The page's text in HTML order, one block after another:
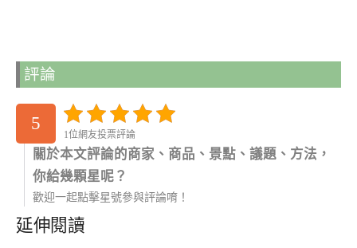
評論
5
1位網友投票評論
關於本文評論的商家、商品、景點、議題、方法，
你給幾顆星呢？
歡迎一起點擊星號參與評論唷！
延伸閱讀